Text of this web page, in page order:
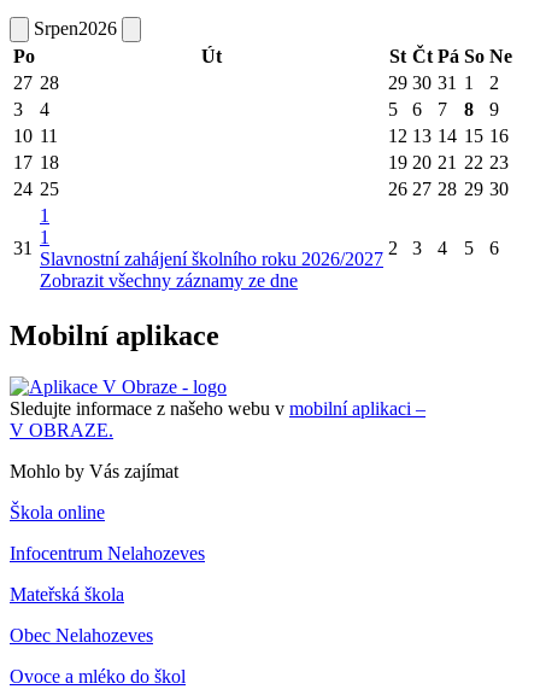
Srpen2026
Po
Út St Čt Pá So Ne
27 28 29 30 31 1
2
3
4 5 6 7 8
9
10 11 12 13 14 15 16
17 18 19 20 21 22 23
24 25 26 27 28 29 30
31
1
1
Slavnostní zahájení školního roku 2026/2027
Zobrazit všechny záznamy ze dne
2 3 4 5 6
Mobilní aplikace
Sledujte informace z našeho webu v mobilní aplikaci –
V OBRAZE.
Mohlo by Vás zajímat
Škola online
Infocentrum Nelahozeves
Mateřská škola
Obec Nelahozeves
Ovoce a mléko do škol